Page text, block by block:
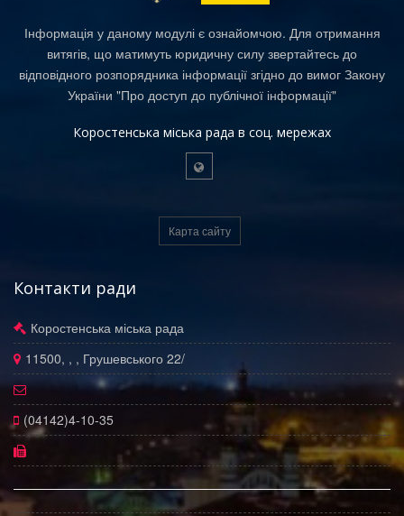
Інформація у даному модулі є ознайомчою. Для отримання
витягів, що матимуть юридичну силу звертайтесь до
відповідного розпорядника інформації згідно до вимог Закону
України "Про доступ до публічної інформації"
Коростенська міська рада в соц. мережах
Карта сайту
Контакти ради
Коростенська міська рада
11500, , , Грушевського 22/
(04142)4-10-35